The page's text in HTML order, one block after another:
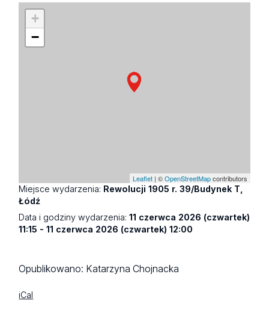
+
−
Leaflet| ©OpenStreetMapcontributors
Miejsce wydarzenia: Rewolucji 1905 r. 39/Budynek T,
Łódź
Data i godziny wydarzenia:11 czerwca 2026 (czwartek)
11:15 - 11 czerwca 2026 (czwartek) 12:00
Opublikowano: Katarzyna Chojnacka
iCal